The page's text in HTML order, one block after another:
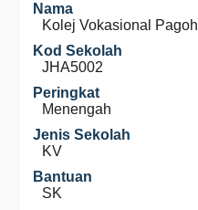
Nama
Kolej Vokasional Pagoh
Kod Sekolah
JHA5002
Peringkat
Menengah
Jenis Sekolah
KV
Bantuan
SK